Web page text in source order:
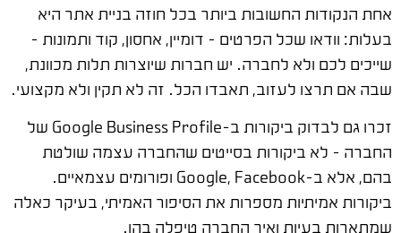
אחת הנקודות החשובות ביותר בכל חוזה בניית אתר היא
בעלות: וודאו שכל הפרטים – דומיין, אחסון, קוד ותמונות –
שייכים לכם ולא לחברה. יש חברות שיוצרות תלות מכוונת,
שבה אם תרצו לעזוב, תאבדו הכל. זה לא תקין ולא מקצועי.
זכרו גם לבדוק ביקורות ב-Google Business Profile של
החברה – לא ביקורות בסייטים שהחברה עצמה שולטת
בהם, אלא ב-Google, Facebook ופורומים עצמאיים.
ביקורות אמיתיות מספרות את הסיפור האמיתי, בעיקר כאלה
שמתארות בעיות ואיך החברה טיפלה בהן.